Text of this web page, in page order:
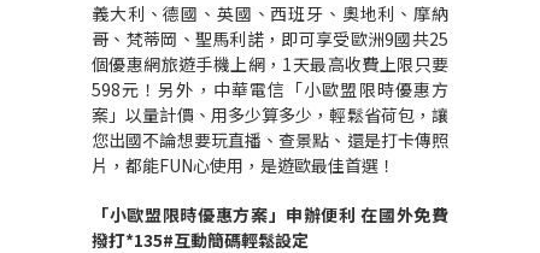
義大利、德國、英國、西班牙、奧地利、摩納
哥、梵蒂岡、聖馬利諾，即可享受歐洲9國共25
個優惠網旅遊手機上網，1天最高收費上限只要
598元！另外，中華電信「小歐盟限時優惠方
案」以量計價、用多少算多少，輕鬆省荷包，讓
您出國不論想要玩直播、查景點、還是打卡傳照
片，都能FUN心使用，是遊歐最佳首選！
「小歐盟限時優惠方案」申辦便利 在國外免費
撥打*135#互動簡碼輕鬆設定